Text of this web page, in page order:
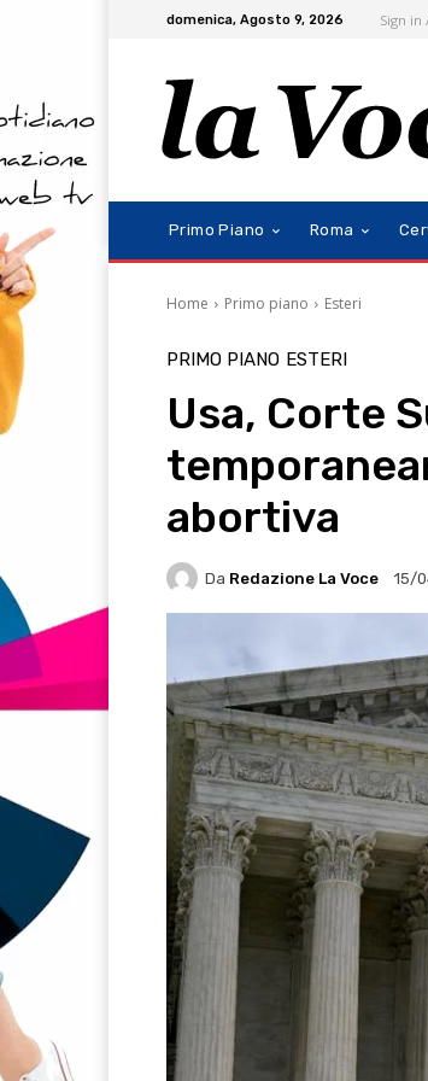
domenica, Agosto 9, 2026 Sign in
Primo Piano Roma
Home Primo piano Esteri
PRIMO PIANO ESTERI
Usa, Corte
abortiva
Da Redazione La Voce 15/